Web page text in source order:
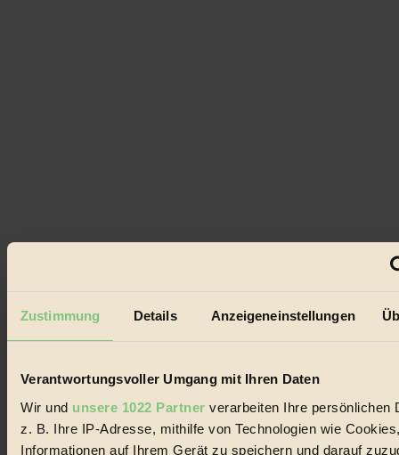
Zustimmung Details Anzeigeneinstellungen
Verantwortungsvoller Umgang mit Ihren Daten
Wir und unsere 1022 Partner verarbeiten Ihre persönlichen
z. B. Ihre IP-Adresse, mithilfe von Technologien wie
Informationen auf Ihrem Gerät zu speichern und darauf